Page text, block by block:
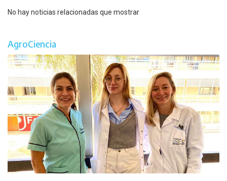
No hay noticias relacionadas que mostrar
AgroCiencia